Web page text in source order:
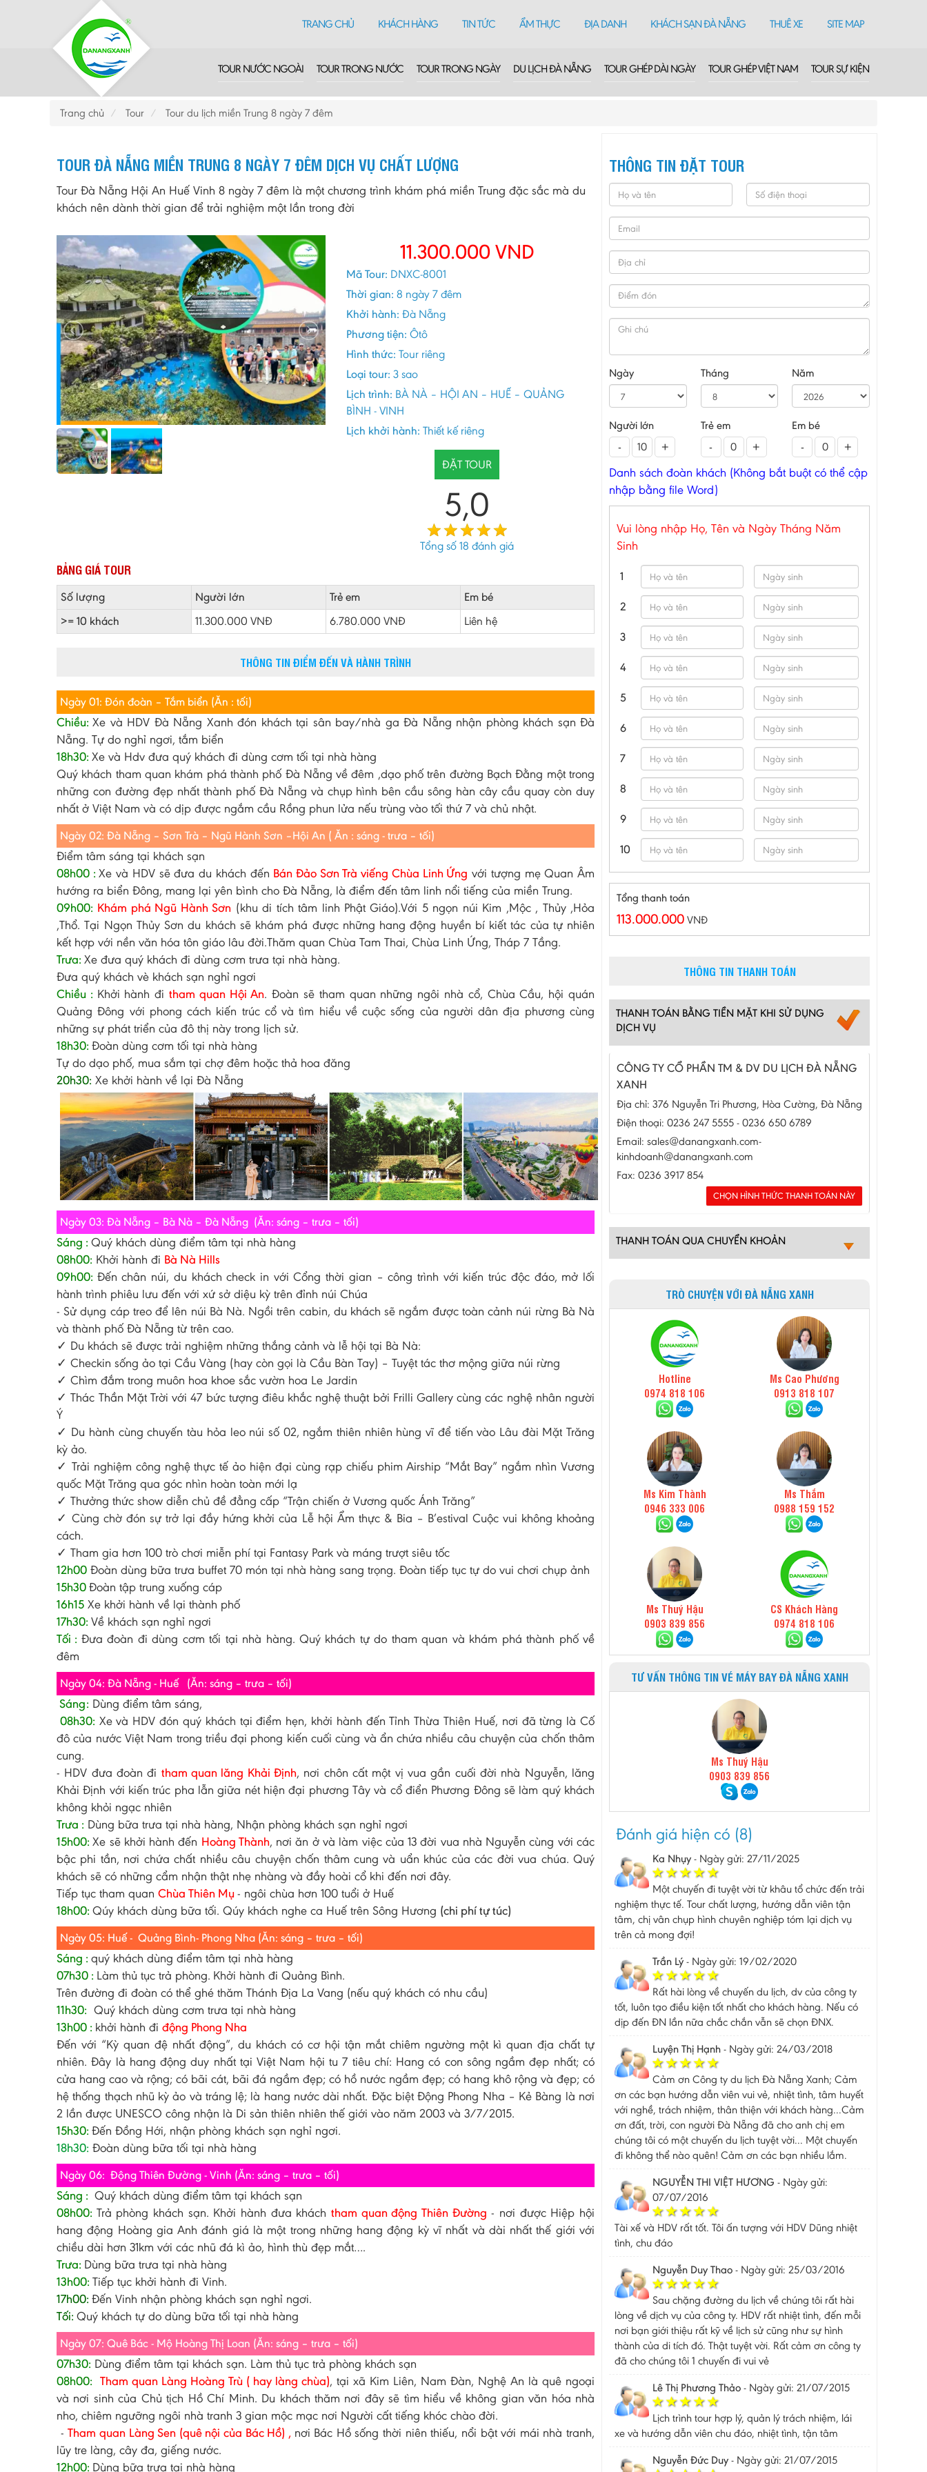
TRANG CHỦ KHÁCH HÀNG TIN TỨC ẨM THỰC ĐỊA DANH KHÁCH SẠN ĐÀ NẴNG THUÊ XE SITE MAP
TOUR NƯỚC NGOÀI TOUR TRONG NƯỚC TOUR TRONG NGÀY DU LỊCH ĐÀ NẴNG TOUR GHÉP DÀI NGÀY TOUR GHÉP VIỆT NAM TOUR SỰ KIỆN
Trang chủ Tour Tour du lịch miền Trung 8 ngày 7 đêm
TOUR ĐÀ NẴNG MIỀN TRUNG 8 NGÀY 7 ĐÊM DỊCH VỤ CHẤT LƯỢNG
Tour Đà Nẵng Hội An Huế Vinh 8 ngày 7 đêm là một chương trình khám phá miền Trung đặc sắc mà du
khách nên dành thời gian để trải nghiệm một lần trong đời
11.300.000 VND
Mã Tour: DNXC-8001
Thời gian: 8 ngày 7 đêm
Khởi hành: Đà Nẵng
Phương tiện: Ôtô
Hình thức: Tour riêng
Loại tour: 3 sao
Lịch trình: BÀ NÀ – HỘI AN – HUẾ – QUẢNG
BÌNH - VINH
Lịch khởi hành: Thiết kế riêng
ĐẶT TOUR
5,0
Tổng số18 đánh giá
BẢNG GIÁ TOUR
Số lượng Người lớn Trẻ em
Em bé
>= 10 khách
11.300.000 VNĐ 6.780.000 VNĐ Liên hệ
THÔNG TIN ĐIỂM ĐẾN VÀ HÀNH TRÌNH
Ngày 01: Đón đoàn – Tắm biển (Ăn : tối)
Chiều:Xe và HDV Đà Nẵng Xanh đón khách tại sân bay/nhà ga Đà Nẵng nhận phòng khách sạn Đà
Nẵng. Tự do nghỉ ngơi, tắm biển
18h30: Xe và Hdv đưa quý khách đi dùng cơm tối tại nhà hàng
Quý khách tham quan khám phá thành phố Đà Nẵng về đêm ,dạo phố trên đường Bạch Đằng một trong
những con đường đẹp nhất thành phố Đà Nẵng và chụp hình bên cầu sông hàn cây cầu quay còn duy
nhất ở Việt Nam và có dịp được ngắm cầu Rồng phun lửa nếu trùng vào tối thứ 7 và chủ nhật.
Ngày 02: Đà Nẵng – Sơn Trà – Ngũ Hành Sơn –Hội An ( Ăn : sáng - trưa – tối)
Điểm tâm sáng tại khách sạn
08h00 :Xe và HDV sẽ đưa du khách đến Bán Đảo Sơn Trà viếng Chùa Linh Ứng với tượng mẹ Quan Âm
hướng ra biển Đông, mang lại yên bình cho Đà Nẵng, là điểm đến tâm linh nổi tiếng của miền Trung.
09h00: Khám phá Ngũ Hành Sơn (khu di tích tâm linh Phật Giáo).Với 5 ngọn núi Kim ,Mộc , Thủy ,Hỏa
,Thổ. Tại Ngọn Thủy Sơn du khách sẽ khám phá được những hang động huyền bí kiết tác của tự nhiên
kết hợp với nền văn hóa tôn giáo lâu đời.Thăm quan Chùa Tam Thai, Chùa Linh Ứng, Tháp 7 Tầng.
Trưa: Xe đưa quý khách đi dùng cơm trưa tại nhà hàng.
Đưa quý khách vè khách sạn nghỉ ngơi
Chiều : Khởi hành đitham quan Hội An. Đoàn sẽ tham quan những ngôi nhà cổ, Chùa Cầu, hội quán
Quảng Đông với phong cách kiến trúc cổ và tìm hiểu về cuộc sống của người dân địa phương cùng
những sự phát triển của đô thị này trong lịch sử.
18h30: Đoàn dùng cơm tối tại nhà hàng
Tự do dạo phố, mua sắm tại chợ đêm hoặc thả hoa đăng
20h30: Xe khởi hành về lại Đà Nẵng
Ngày 03: Đà Nẵng – Bà Nà – Đà Nẵng (Ăn: sáng – trưa – tối)
Sáng : Quý khách dùng điểm tâm tại nhà hàng
08h00: Khởi hành đi Bà Nà Hills
09h00: Đến chân núi, du khách check in với Cổng thời gian – công trình với kiến trúc độc đáo, mở lối
hành trình phiêu lưu đến với xứ sở diệu kỳ trên đỉnh núi Chúa
- Sử dụng cáp treo để lên núi Bà Nà. Ngồi trên cabin, du khách sẽ ngắm được toàn cảnh núi rừng Bà Nà
và thành phố Đà Nẵng từ trên cao.
✓ Du khách sẽ được trải nghiệm những thắng cảnh và lễ hội tại Bà Nà:
✓ Checkin sống ảo tại Cầu Vàng (hay còn gọi là Cầu Bàn Tay) – Tuyệt tác thơ mộng giữa núi rừng
✓ Chìm đắm trong muôn hoa khoe sắc vườn hoa Le Jardin
✓ Thác Thần Mặt Trời với 47 bức tượng điêu khắc nghệ thuật bởi Frilli Gallery cùng các nghệ nhân người
Ý
✓ Du hành cùng chuyến tàu hỏa leo núi số 02, ngắm thiên nhiên hùng vĩ để tiến vào Lâu đài Mặt Trăng
kỳ ảo.
✓ Trải nghiệm công nghệ thực tế ảo hiện đại cùng rạp chiếu phim Airship “Mắt Bay” ngắm nhìn Vương
quốc Mặt Trăng qua góc nhìn hoàn toàn mới lạ
✓ Thưởng thức show diễn chủ đề đẳng cấp “Trận chiến ở Vương quốc Ánh Trăng”
✓ Cùng chờ đón sự trở lại đầy hứng khởi của Lễ hội Ẩm thực & Bia – B’estival Cuộc vui không khoảng
cách.
✓ Tham gia hơn 100 trò chơi miễn phí tại Fantasy Park và máng trượt siêu tốc
12h00 Đoàn dùng bữa trưa buffet 70 món tại nhà hàng sang trọng. Đoàn tiếp tục tự do vui chơi chụp ảnh
15h30Đoàn tập trung xuống cáp
16h15 Xe khởi hành về lại thành phố
17h30: Về khách sạn nghỉ ngơi
Tối : Đưa đoàn đi dùng cơm tối tại nhà hàng. Quý khách tự do tham quan và khám phá thành phố về
đêm
Ngày 04: Đà Nẵng - Huế (Ăn: sáng – trưa – tối)
Sáng: Dùng điểm tâm sáng,
08h30: Xe và HDV đón quý khách tại điểm hẹn, khởi hành đến Tỉnh Thừa Thiên Huế, nơi đã từng là Cố
đô của nước Việt Nam trong triều đại phong kiến cuối cùng và ẩn chứa nhiều câu chuyện của chốn thâm
cung.
- HDV đưa đoàn đi tham quan lăng Khải Định, nơi chôn cất một vị vua gần cuối đời nhà Nguyễn, lăng
Khải Định với kiến trúc pha lẫn giữa nét hiện đại phương Tây và cổ điển Phương Đông sẽ làm quý khách
không khỏi ngạc nhiên
Trưa : Dùng bữa trưa tại nhà hàng, Nhận phòng khách sạn nghỉ ngơi
15h00:Xe sẽ khởi hành đến Hoàng Thành, nơi ăn ở và làm việc của 13 đời vua nhà Nguyễn cùng với các
bậc phi tần, nơi chứa chất nhiều câu chuyện chốn thâm cung và uẩn khúc của các đời vua chúa. Quý
khách sẽ có những cẩm nhận thật nhẹ nhàng và đầy hoài cổ khi đến nơi đây.
Tiếp tục tham quan Chùa Thiên Mụ- ngôi chùa hơn 100 tuổi ở Huế
18h00: Qúy khách dùng bữa tối. Qúy khách nghe ca Huế trên Sông Hương (chi phí tự túc)
Ngày 05: Huế - Quảng Bình- Phong Nha (Ăn: sáng – trưa – tối)
Sáng : quý khách dùng điểm tâm tại nhà hàng
07h30 : Làm thủ tục trả phòng. Khởi hành đi Quảng Bình.
Trên đường đi đoàn có thể ghé thăm Thánh Địa La Vang (nếu quý khách có nhu cầu)
11h30: Quý khách dùng cơm trưa tại nhà hàng
13h00 : khởi hành đi động Phong Nha
Đến với “Kỳ quan đệ nhất động”, du khách có cơ hội tận mắt chiêm ngường một kì quan địa chất tự
nhiên. Đây là hang động duy nhất tại Việt Nam hội tu 7 tiêu chí: Hang có con sông ngầm đẹp nhất; có
cửa hang cao và rộng; có bãi cát, bãi đá ngầm đẹp; có hồ nước ngầm đẹp; có hang khô rộng và đẹp; có
hệ thống thạch nhũ kỳ ảo và tráng lệ; là hang nước dài nhất. Đặc biệt Động Phong Nha – Kẻ Bàng là nơi
2 lần được UNESCO công nhận là Di sản thiên nhiên thế giới vào năm 2003 và 3/7/2015.
15h30: Đến Đồng Hới, nhận phòng khách sạn nghỉ ngơi.
18h30: Đoàn dùng bữa tối tại nhà hàng
Ngày 06: Động Thiên Đường - Vinh (Ăn: sáng – trưa – tối)
Sáng : Quý khách dùng điểm tâm tại khách sạn
08h00: Trả phòng khách sạn. Khởi hành đưa kháchtham quan động Thiên Đường - nơi được Hiệp hội
hang động Hoàng gia Anh đánh giá là một trong những hang động kỳ vĩ nhất và dài nhất thế giới với
chiều dài hơn 31km với các nhũ đá kì ảo, hình thù đẹp mắt….
Trưa: Dùng bữa trưa tại nhà hàng
13h00: Tiếp tục khởi hành đi Vinh.
17h00: Đến Vinh nhận phòng khách sạn nghỉ ngơi.
Tối: Quý khách tự do dùng bữa tối tại nhà hàng
Ngày 07: Quê Bác - Mộ Hoàng Thị Loan (Ăn: sáng – trưa – tối)
07h30: Dùng điểm tâm tại khách sạn. Làm thủ tục trả phòng khách sạn
08h00: Tham quan Làng Hoàng Trù ( hay làng chùa), tại xã Kim Liên, Nam Đàn, Nghệ An là quê ngoại
và nơi sinh của Chủ tịch Hồ Chí Minh. Du khách thăm nơi đây sẽ tìm hiểu về không gian văn hóa nhà
nho, chiêm ngưỡng ngôi nhà tranh 3 gian mộc mạc nơi Người cất tiếng khóc chào đời.
-Tham quan Làng Sen (quê nội của Bác Hồ) , nơi Bác Hồ sống thời niên thiếu, nổi bật với mái nhà tranh,
lũy tre làng, cây đa, giếng nước.
12h00: Dùng bữa trưa tại nhà hàng
THÔNG TIN ĐẶT TOUR
Ngày Tháng Năm
Người lớn
+
-
Trẻ em
+
-
Em bé
+
-
Danh sách đoàn khách (Không bắt buột có thể cập
nhập bằng file Word)
Vui lòng nhập Họ, Tên và Ngày Tháng Năm
Sinh
1
2
3
4
5
6
7
8
9
10
Tổng thanh toán
113.000.000 VNĐ
THÔNG TIN THANH TOÁN
THANH TOÁN BẰNG TIỀN MẶT KHI SỬ DỤNG
DỊCH VỤ
CÔNG TY CỔ PHẦN TM & DV DU LỊCH ĐÀ NẴNG
XANH
Địa chỉ: 376 Nguyễn Tri Phương, Hòa Cường, Đà Nẵng
Điện thoại: 0236 247 5555 - 0236 650 6789
Email: sales@danangxanh.com-
kinhdoanh@danangxanh.com
Fax: 0236 3917 854
THANH TOÁN QUA CHUYỂN KHOẢN
TRÒ CHUYỆN VỚI ĐÀ NẴNG XANH
Hotline
0974 818 106
Ms Cao Phương
0913 818 107
Ms Kim Thành
0946 333 006
Ms Thắm
0988 159 152
Ms Thuý Hậu
0903 839 856
CS Khách Hàng
0974 818 106
TƯ VẤN THÔNG TIN VÉ MÁY BAY ĐÀ NẴNG XANH
Ms Thuý Hậu
0903 839 856
Đánh giá hiện có (8)
Ka Nhụy - Ngày gửi: 27/11/2025
Một chuyến đi tuyệt vời từ khâu tổ chức đến trải
nghiệm thực tế. Tour chất lượng, hướng dẫn viên tận
tâm, chị vân chụp hình chuyên nghiệp tóm lại dịch vụ
trên cả mong đợi!
Trần Lý - Ngày gửi: 19/02/2020
Rất hài lòng về chuyến du lịch, dv của công ty
tốt, luôn tạo điều kiện tốt nhất cho khách hàng. Nếu có
dịp đến ĐN lần nữa chắc chắn vẫn sẽ chọn ĐNX.
Luyện Thị Hạnh - Ngày gửi: 24/03/2018
Cảm ơn Công ty du lịch Đà Nẵng Xanh; Cảm
ơn các bạn hướng dẫn viên vui vẻ, nhiệt tình, tâm huyết
với nghề, trách nhiệm, thân thiện với khách hàng...Cảm
ơn đất, trời, con người Đà Nẵng đã cho anh chị em
chúng tôi có một chuyến du lịch tuyệt vời... Một chuyến
đi không thể nào quên! Cảm ơn các bạn nhiều lắm.
NGUYỄN THI VIỆT HƯƠNG - Ngày gửi:
07/07/2016
Tài xế và HDV rất tốt. Tôi ấn tượng với HDV Dũng nhiệt
tình, chu đáo
Nguyễn Duy Thao - Ngày gửi: 25/03/2016
Sau chặng đường du lịch về chúng tôi rất hài
lòng về dịch vụ của công ty. HDV rất nhiệt tình, đến mỗi
nơi bạn giới thiệu rất kỹ về lịch sử cũng như sự hình
thành của di tích đó. Thật tuyệt vời. Rất cảm ơn công ty
đã cho chúng tôi 1 chuyến đi vui vẻ
Lê Thị Phương Thảo - Ngày gửi: 21/07/2015
Lịch trình tour hợp lý, quản lý trách nhiệm, lái
xe và hướng dẫn viên chu đáo, nhiệt tình, tận tâm
Nguyễn Đức Duy - Ngày gửi: 21/07/2015